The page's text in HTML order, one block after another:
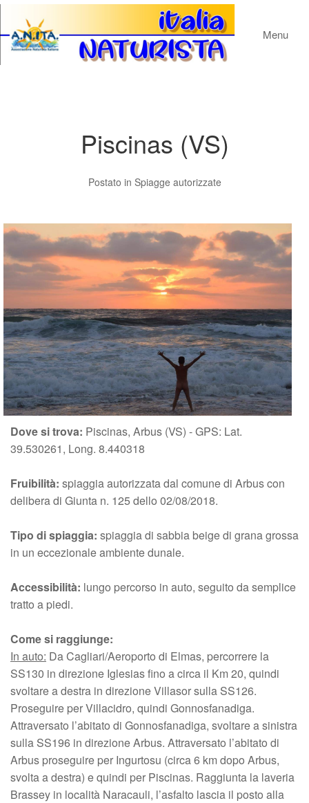
Menu
Piscinas (VS)
Postato in Spiagge autorizzate
Dove si trova: Piscinas, Arbus (VS) - GPS: Lat.
39.530261, Long. 8.440318
Fruibilità: spiaggia autorizzata dal comune di Arbus con
delibera di Giunta n. 125 dello 02/08/2018.
Tipo di spiaggia: spiaggia di sabbia beige di grana grossa
in un eccezionale ambiente dunale.
Accessibilità: lungo percorso in auto, seguito da semplice
tratto a piedi.
Come si raggiunge:
In auto: Da Cagliari/Aeroporto di Elmas, percorrere la
SS130 in direzione Iglesias fino a circa il Km 20, quindi
svoltare a destra in direzione Villasor sulla SS126.
Proseguire per Villacidro, quindi Gonnosfanadiga.
Attraversato l’abitato di Gonnosfanadiga, svoltare a sinistra
sulla SS196 in direzione Arbus. Attraversato l’abitato di
Arbus proseguire per Ingurtosu (circa 6 km dopo Arbus,
svolta a destra) e quindi per Piscinas. Raggiunta la laveria
Brassey in località Naracauli, l’asfalto lascia il posto alla